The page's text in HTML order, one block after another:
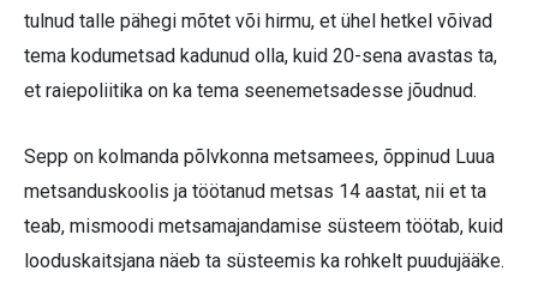
tulnud talle pähegi mõtet või hirmu, et ühel hetkel võivad
tema kodumetsad kadunud olla, kuid 20-sena avastas ta,
et raiepoliitika on ka tema seenemetsadesse jõudnud.
Sepp on kolmanda põlvkonna metsamees, õppinud Luua
metsanduskoolis ja töötanud metsas 14 aastat, nii et ta
teab, mismoodi metsamajandamise süsteem töötab, kuid
looduskaitsjana näeb ta süsteemis ka rohkelt puudujääke.